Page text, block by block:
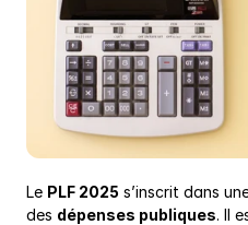
Le PLF 2025 s’inscrit dans
des dépenses publiques. Il